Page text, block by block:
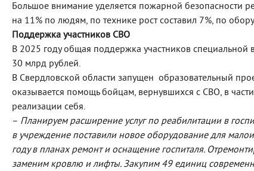
Большое внимание уделяется пожарной безопасности
на 11% по людям, по технике рост составил 7%, по
Поддержка участников СВО
В 2025 году общая поддержка участников
30 млрд рублей.
В Свердловской области запущен образовательный
оказывается помощь бойцам, вернувшихся с СВО, в
реализации себя.
– Планируем расширение услуг по реабилитации в
в учреждение поставили новое оборудование для
году в планах ремонт и оснащение госпиталя.
заменим кровлю и лифты. Закупим 49 единиц